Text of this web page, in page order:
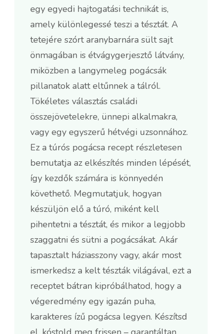
egy egyedi hajtogatási technikát is,
amely különlegessé teszi a tésztát. A
tetejére szórt aranybarnára sült sajt
önmagában is étvágygerjesztő látvány,
miközben a langymeleg pogácsák
pillanatok alatt eltűnnek a tálról.
Tökéletes választás családi
összejövetelekre, ünnepi alkalmakra,
vagy egy egyszerű hétvégi uzsonnához.
Ez a túrós pogácsa recept részletesen
bemutatja az elkészítés minden lépését,
így kezdők számára is könnyedén
követhető. Megmutatjuk, hogyan
készüljön elő a túró, miként kell
pihentetni a tésztát, és mikor a legjobb
szaggatni és sütni a pogácsákat. Akár
tapasztalt háziasszony vagy, akár most
ismerkedsz a kelt tészták világával, ezt a
receptet bátran kipróbálhatod, hogy a
végeredmény egy igazán puha,
karakteres ízű pogácsa legyen. Készítsd